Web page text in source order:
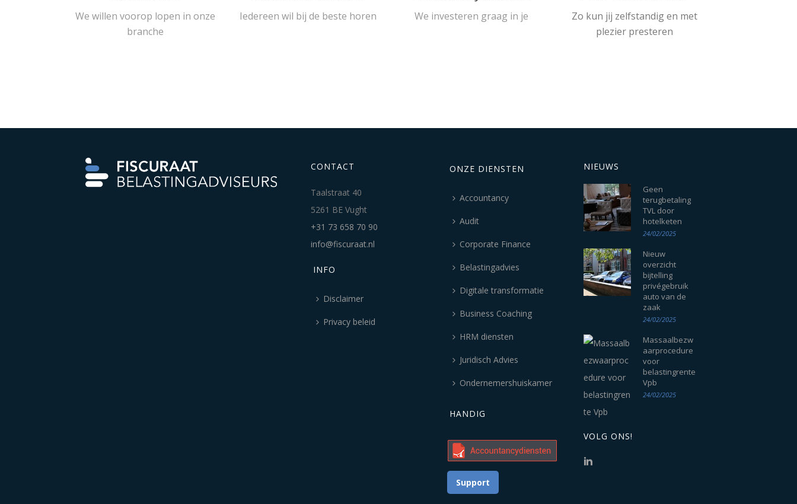
We willen voorop lopen in onze
branche
Iedereen wil bij de beste horen We investeren graag in je
Zo kun jij zelfstandig en met
plezier presteren
CONTACT
Taalstraat 40
5261 BE Vught
+31 73 658 70 90
info@fiscuraat.nl
INFO
Disclaimer
Privacy beleid
ONZE DIENSTEN
Accountancy
Audit
Corporate Finance
Belastingadvies
Digitale transformatie
Business Coaching
HRM diensten
Juridisch Advies
Ondernemershuiskamer
HANDIG
Support
NIEUWS
Geen
terugbetaling
TVL door
hotelketen
24/02/2025
Nieuw
overzicht
bijtelling
privégebruik
auto van de
zaak
24/02/2025
Massaalbezw
aarprocedure
voor
belastingrente
Vpb
24/02/2025
VOLG ONS!